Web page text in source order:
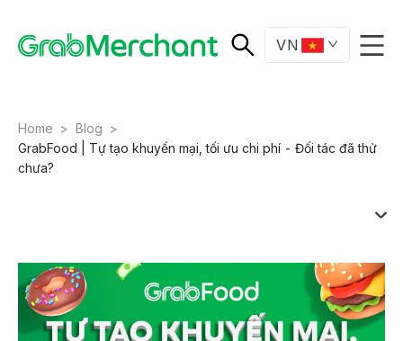
VN
Home > Blog >
GrabFood | Tự tạo khuyến mại, tối ưu chi phí - Đối tác đã thử
chưa?